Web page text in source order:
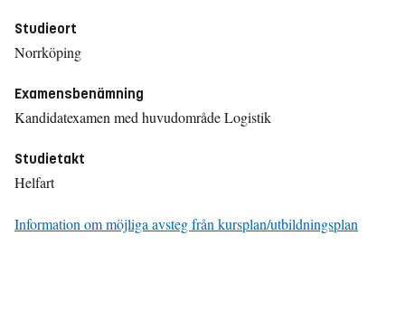
Studieort
Norrköping
Examensbenämning
Kandidatexamen med huvudområde Logistik
Studietakt
Helfart
Information om möjliga avsteg från kursplan/utbildningsplan